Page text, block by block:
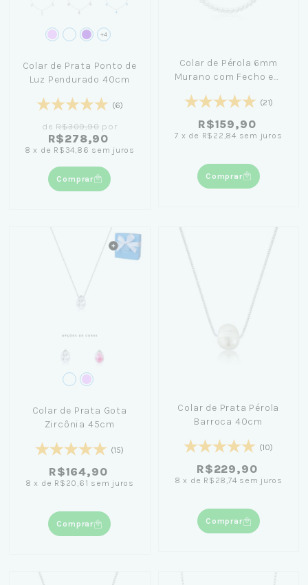
+4
Colar de Prata Ponto de
Luz Pendurado 40cm
(6)
deR$309,90 por
R$278,90
8 x de R$34,86 sem juros
Comprar
Colar de Pérola 6mm
Murano com Fecho em
(21)
R$159,90
7 x de R$22,84 sem juros
Comprar
Colar de Prata Gota
Zircônia 45cm
(15)
R$164,90
8 x de R$20,61 sem juros
Comprar
Colar de Prata Pérola
Barroca 40cm
(10)
R$229,90
8 x de R$28,74 sem juros
Comprar